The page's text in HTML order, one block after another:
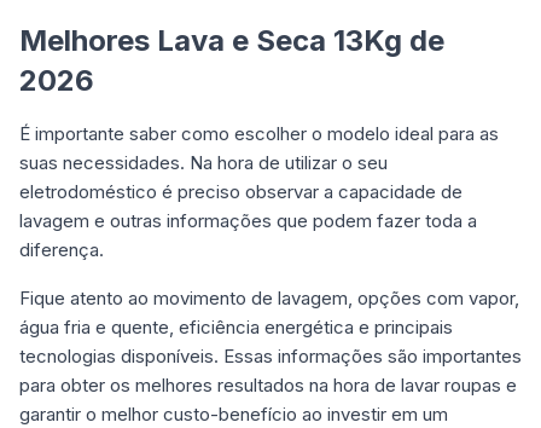
Melhores Lava e Seca 13Kg de
2026
É importante saber como escolher o modelo ideal para as
suas necessidades. Na hora de utilizar o seu
eletrodoméstico é preciso observar a capacidade de
lavagem e outras informações que podem fazer toda a
diferença.
Fique atento ao movimento de lavagem, opções com vapor,
água fria e quente, eficiência energética e principais
tecnologias disponíveis. Essas informações são importantes
para obter os melhores resultados na hora de lavar roupas e
garantir o melhor custo-benefício ao investir em um